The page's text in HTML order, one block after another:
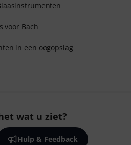
voor Bach
in een oogopslag
wat u ziet?
Hulp & Feedback